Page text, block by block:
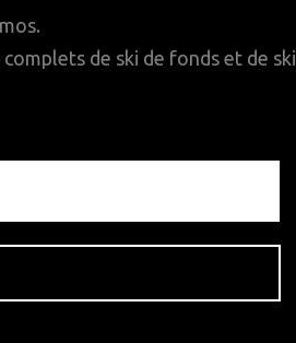
de ski de fonds et de ski